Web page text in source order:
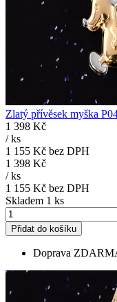
Zlatý přívěsek myška
1 398 Kč
/ks
1 155 Kč bez DPH
1 398 Kč
/ks
1 155 Kč bez DPH
Skladem 1 ks
Přidat do košíku
Doprava